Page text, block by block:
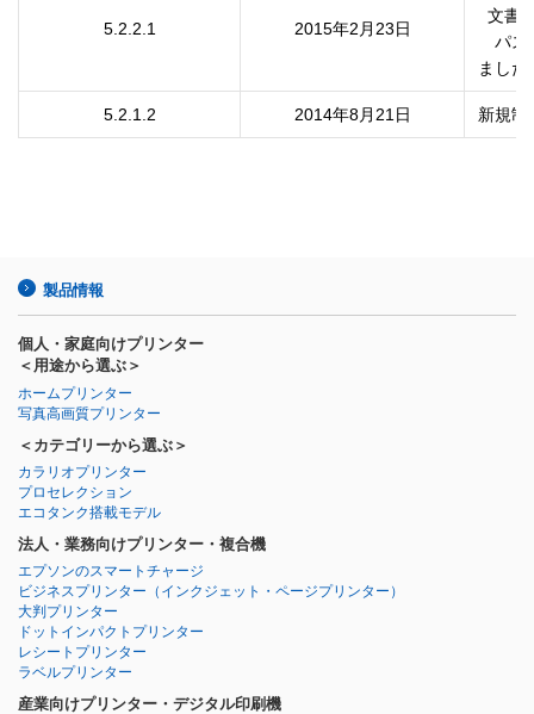
5.2.2.1 2015年2月23日
  文書を開くパスワードを設定してもPDFファイルを開く際に
パス
ました
5.2.1.2 2014年8月21日 新規制
製品情報
個人・家庭向けプリンター
＜用途から選ぶ＞
ホームプリンター
写真高画質プリンター
＜カテゴリーから選ぶ＞
カラリオプリンター
プロセレクション
エコタンク搭載モデル
法人・業務向けプリンター・複合機
エプソンのスマートチャージ
ビジネスプリンター （インクジェット・ページプリンター）
大判プリンター
ドットインパクトプリンター
レシートプリンター
ラベルプリンター
産業向けプリンター・デジタル印刷機